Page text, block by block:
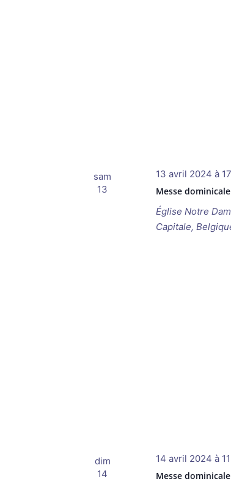
sam
13
Messe
13 avril 2024 à
Église Notre
Capitale,
dim
14
Messe
14 avril 2024 à